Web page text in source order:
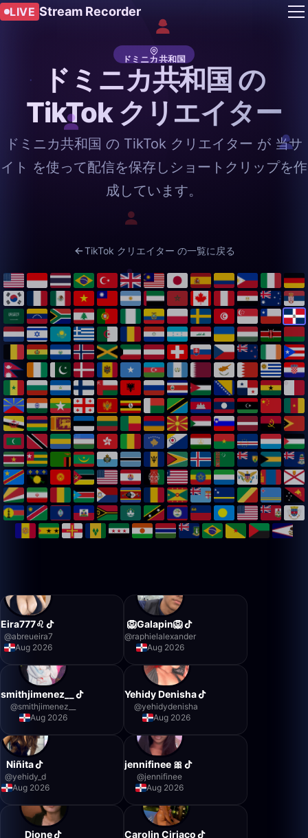
LIVE Stream Recorder
ドミニカ共和国
ドミニカ共和国 の
TikTok クリエイター
ドミニカ共和国 の TikTok クリエイター が 当サ
イト を使って配信を保存しショートクリップを作
成しています。
TikTok クリエイター の一覧に戻る
Eira777♌️
@abreueira7
Aug 2026
🦁Galapin🦁
@raphielalexander
Aug 2026
smithjimenez__
@smithjimenez__
Aug 2026
Yehidy Denisha
@yehidydenisha
Aug 2026
Niñita
@yehidy_d
Aug 2026
jennifinee 🎀
@jennifinee
Aug 2026
Dione Carolin Ciriaco